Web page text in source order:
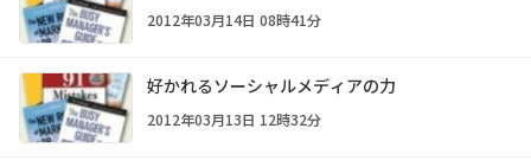
2012年03月14日 08時41分
好かれるソーシャルメディアの力
2012年03月13日 12時32分